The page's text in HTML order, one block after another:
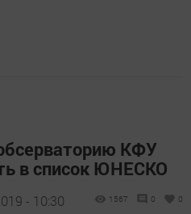
КФУ
в список ЮНЕСКО
- 10:30 1567 0 0